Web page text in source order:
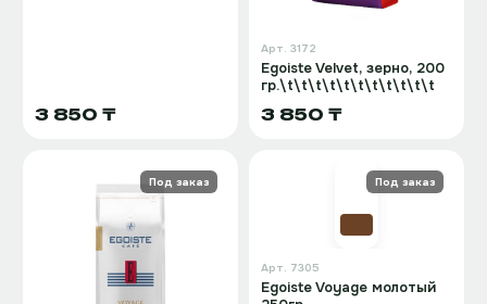
3 850 ₸
Арт. 3172
Egoiste Velvet, зерно, 200
гр.\t\t\t\t\t\t\t\t\t\t\t
3 850 ₸
Под заказ Под заказ
Арт. 7305
Egoiste Voyage молотый